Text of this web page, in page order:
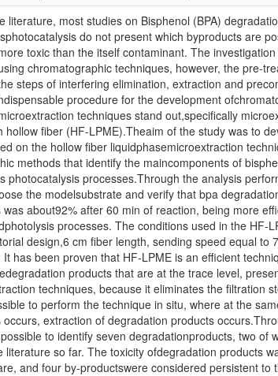
literature, most studies on Bisphenol (BPA)
do not present which byproducts are
toxic than the itself contaminant. The
chromatographic techniques, however, the pre-
steps of interfering elimination, extraction and
procedure for the development
techniques stand out,specifically
hollow fiber (HF-LPME).Theaim of the study was to
on the hollow fiber liquidphasemicroextraction
methods that identify the maincomponents of
photocatalysis processes.Through the analysis
the modelsubstrate and verify that bpa
was about92% after 60 min of reaction, being more
processes. The conditions used in the HF-
design,6 cm fiber length, sending speed equal to
has been proven that HF-LPME is an efficient
products that are at the trace level,
techniques, because it eliminates the filtration
to perform the technique in situ, where at the
extraction of degradation products
to identify seven degradationproducts, two of
literature so far. The toxicity ofdegradation products
and four by-productswere considered persistent to